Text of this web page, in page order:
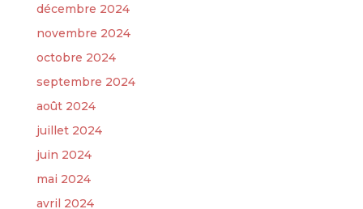
décembre 2024
novembre 2024
octobre 2024
septembre 2024
août 2024
juillet 2024
juin 2024
mai 2024
avril 2024